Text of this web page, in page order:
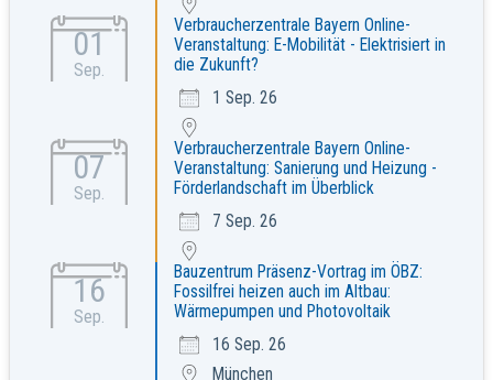
01
Sep.
Verbraucherzentrale Bayern Online-
Veranstaltung: E-Mobilität - Elektrisiert in
die Zukunft?
1 Sep. 26
07
Sep.
Verbraucherzentrale Bayern Online-
Veranstaltung: Sanierung und Heizung -
Förderlandschaft im Überblick
7 Sep. 26
16
Sep.
Bauzentrum Präsenz-Vortrag im ÖBZ:
Fossilfrei heizen auch im Altbau:
Wärmepumpen und Photovoltaik
16 Sep. 26
München